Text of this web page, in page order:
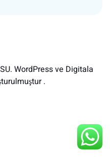
WordPress ve Digitala
.